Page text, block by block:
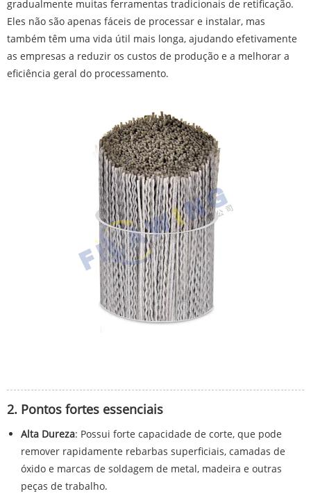
gradualmente muitas ferramentas tradicionais de retificação.
Eles não são apenas fáceis de processar e instalar, mas
também têm uma vida útil mais longa, ajudando efetivamente
as empresas a reduzir os custos de produção e a melhorar a
eficiência geral do processamento.
2. Pontos fortes essenciais
Alta Dureza: Possui forte capacidade de corte, que pode
remover rapidamente rebarbas superficiais, camadas de
óxido e marcas de soldagem de metal, madeira e outras
peças de trabalho.